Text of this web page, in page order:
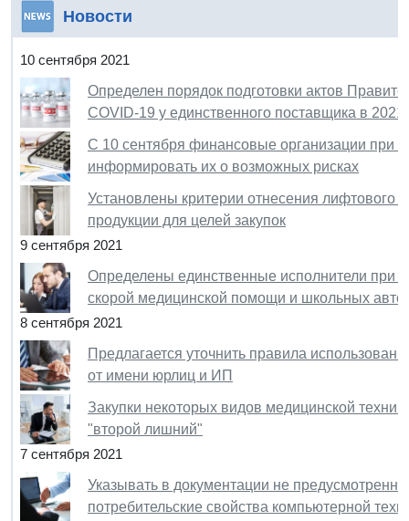
Новости
10 сентября 2021
Определен порядок подготовки актов
COVID-19 у единственного поставщика в
С 10 сентября финансовые организации при
информировать их о возможных рисках
Установлены критерии отнесения лифтового
продукции для целей закупок
9 сентября 2021
Определены единственные исполнители при
скорой медицинской помощи и школьных
8 сентября 2021
Предлагается уточнить правила
от имени юрлиц и ИП
Закупки некоторых видов медицинской
"второй лишний"
7 сентября 2021
Указывать в документации не
потребительские свойства компьютерной